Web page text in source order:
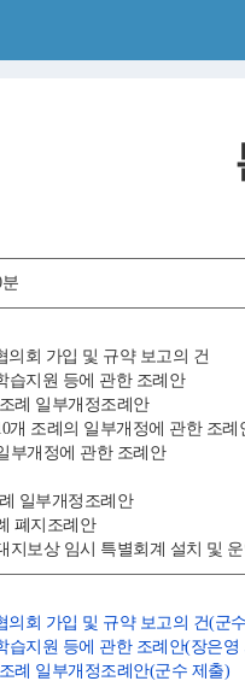
의회 가입 및 규약 보고의 건
습지원 등에 관한 조례안
례 일부개정조례안
개 조례의 일부개정에 관한 조례
부개정에 관한 조례안
일부개정조례안
폐지조례안
지보상 임시 특별회계 설치 및
의회 가입 및 규약 보고의 건(군
습지원 등에 관한 조례안(장은영
례 일부개정조례안(군수 제출)